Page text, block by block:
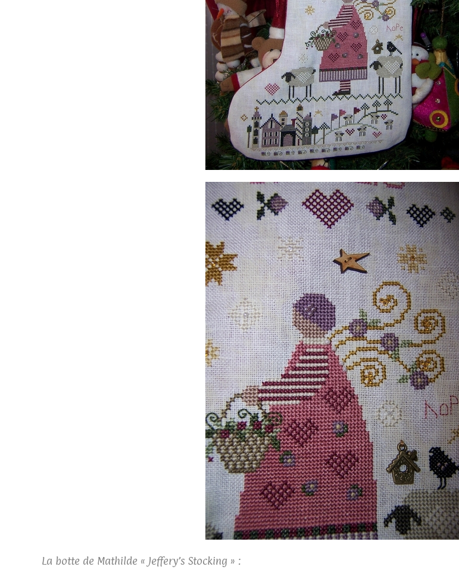
La botte de Mathilde « Jeffery’s Stocking » :